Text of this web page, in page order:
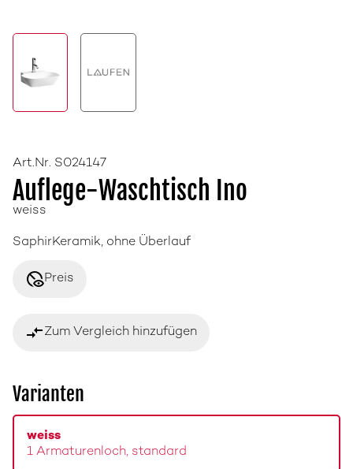
Art.Nr. S024147
Auflege-Waschtisch Ino
weiss
SaphirKeramik, ohne Überlauf
disabled_visiblePreis
compare_arrowsZum Vergleich hinzufügen
Varianten
weiss
1 Armaturenloch, standard